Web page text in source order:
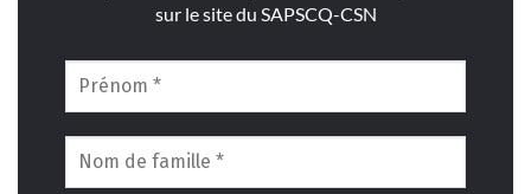
sur le site du SAPSCQ-CSN